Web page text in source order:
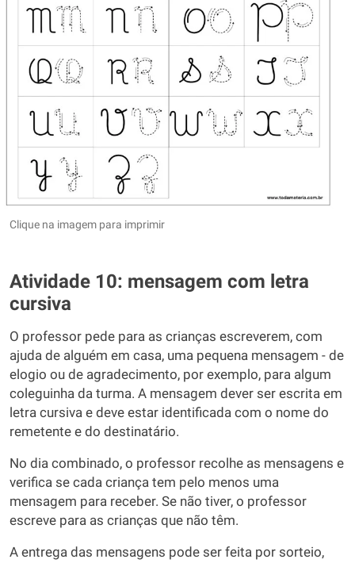
Clique na imagem para imprimir
Atividade 10: mensagem com letra
cursiva
O professor pede para as crianças escreverem, com
ajuda de alguém em casa, uma pequena mensagem - de
elogio ou de agradecimento, por exemplo, para algum
coleguinha da turma. A mensagem dever ser escrita em
letra cursiva e deve estar identificada com o nome do
remetente e do destinatário.
No dia combinado, o professor recolhe as mensagens e
verifica se cada criança tem pelo menos uma
mensagem para receber. Se não tiver, o professor
escreve para as crianças que não têm.
A entrega das mensagens pode ser feita por sorteio,